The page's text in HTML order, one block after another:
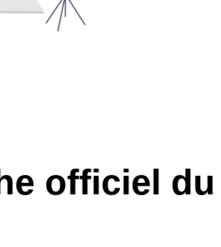
officiel du